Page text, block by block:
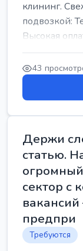
клининг.
подвозкой:
Высокая
...
43
Держи
статью.
сектор с
предпри
Требуются